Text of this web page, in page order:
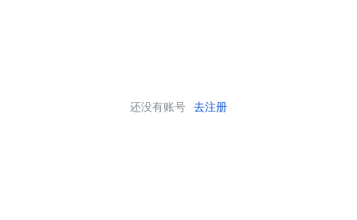
还没有账号 去注册